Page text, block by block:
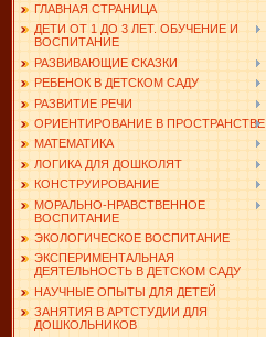
ГЛАВНАЯ СТРАНИЦА
ДЕТИ ОТ 1 ДО 3 ЛЕТ. ОБУЧЕНИЕ И
ВОСПИТАНИЕ
РАЗВИВАЮЩИЕ СКАЗКИ
РЕБЕНОК В ДЕТСКОМ САДУ
РАЗВИТИЕ РЕЧИ
ОРИЕНТИРОВАНИЕ В ПРОСТРАНСТВЕ
МАТЕМАТИКА
ЛОГИКА ДЛЯ ДОШКОЛЯТ
КОНСТРУИРОВАНИЕ
МОРАЛЬНО-НРАВСТВЕННОЕ
ВОСПИТАНИЕ
ЭКОЛОГИЧЕСКОЕ ВОСПИТАНИЕ
ЭКСПЕРИМЕНТАЛЬНАЯ
ДЕЯТЕЛЬНОСТЬ В ДЕТСКОМ САДУ
НАУЧНЫЕ ОПЫТЫ ДЛЯ ДЕТЕЙ
ЗАНЯТИЯ В АРТСТУДИИ ДЛЯ
ДОШКОЛЬНИКОВ